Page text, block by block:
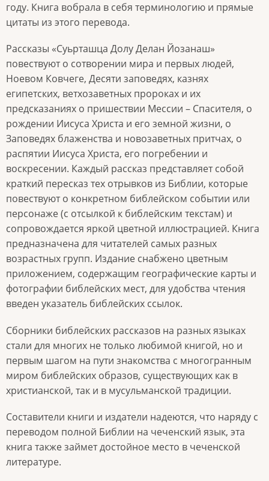
году. Книга вобрала в себя терминологию и прямые
цитаты из этого перевода.
Рассказы «Суьрташца Долу Делан Йозанаш»
повествуют о сотворении мира и первых людей,
Ноевом Ковчеге, Десяти заповедях, казнях
египетских, ветхозаветных пророках и их
предсказаниях о пришествии Мессии – Спасителя, о
рождении Иисуса Христа и его земной жизни, о
Заповедях блаженства и новозаветных притчах, о
распятии Иисуса Христа, его погребении и
воскресении. Каждый рассказ представляет собой
краткий пересказ тех отрывков из Библии, которые
повествуют о конкретном библейском событии или
персонаже (с отсылкой к библейским текстам) и
сопровождается яркой цветной иллюстрацией. Книга
предназначена для читателей самых разных
возрастных групп. Издание снабжено цветным
приложением, содержащим географические карты и
фотографии библейских мест, для удобства чтения
введен указатель библейских ссылок.
Сборники библейских рассказов на разных языках
стали для многих не только любимой книгой, но и
первым шагом на пути знакомства с многогранным
миром библейских образов, существующих как в
христианской, так и в мусульманской традиции.
Составители книги и издатели надеются, что наряду с
переводом полной Библии на чеченский язык, эта
книга также займет достойное место в чеченской
литературе.